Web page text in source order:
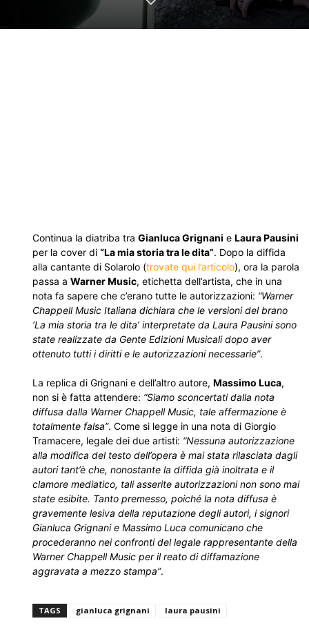
Continua la diatriba tra Gianluca Grignani e Laura Pausini
per la cover di “La mia storia tra le dita”. Dopo la diffida
alla cantante di Solarolo (trovate qui l’articolo), ora la parola
passa a Warner Music, etichetta dell’artista, che in una
nota fa sapere che c’erano tutte le autorizzazioni: “Warner
Chappell Music Italiana dichiara che le versioni del brano
‘La mia storia tra le dita’ interpretate da Laura Pausini sono
state realizzate da Gente Edizioni Musicali dopo aver
ottenuto tutti i diritti e le autorizzazioni necessarie”.
La replica di Grignani e dell’altro autore, Massimo Luca,
non si è fatta attendere: “Siamo sconcertati dalla nota
diffusa dalla Warner Chappell Music, tale affermazione è
totalmente falsa”. Come si legge in una nota di Giorgio
Tramacere, legale dei due artisti: “Nessuna autorizzazione
alla modifica del testo dell’opera è mai stata rilasciata dagli
autori tant’è che, nonostante la diffida già inoltrata e il
clamore mediatico, tali asserite autorizzazioni non sono mai
state esibite. Tanto premesso, poiché la nota diffusa è
gravemente lesiva della reputazione degli autori, i signori
Gianluca Grignani e Massimo Luca comunicano che
procederanno nei confronti del legale rappresentante della
Warner Chappell Music per il reato di diffamazione
aggravata a mezzo stampa”.
TAGS gianluca grignani laura pausini